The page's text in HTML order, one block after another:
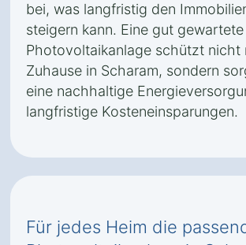
bei, was langfristig den
steigern kann. Eine gut gewartete
Photovoltaikanlage schützt nicht
Zuhause in Scharam, sondern
eine nachhaltige
langfristige Kosteneinsparungen.
Für jedes Heim die